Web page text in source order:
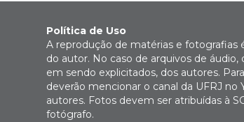
Política de Uso
A reprodução de matérias e fotografias
do autor. No caso de arquivos de
em sendo explicitados, dos autores.
deverão mencionar o canal da UFRJ no
autores. Fotos devem ser atribuídas à
fotógrafo.